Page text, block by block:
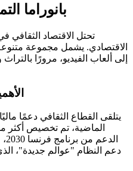
بانوراما
تحتل الاقتصاد
الاقتصادي. يشمل مجموعة
إلى ألعاب الفيديو، مرورًا
يتلقى القطاع الثقافي دعمًا